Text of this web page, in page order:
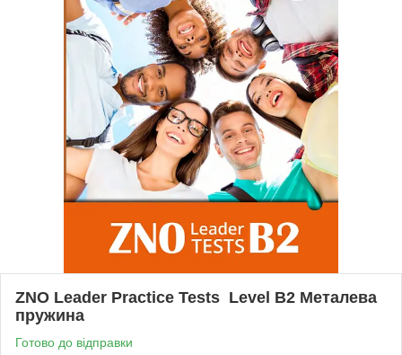
ZNO Leader Practice Tests Level B2 Металева
пружина
Готово до відправки